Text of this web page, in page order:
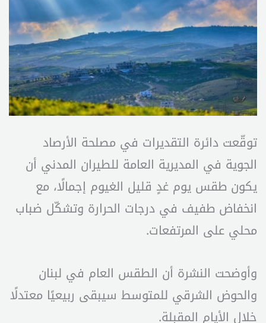
توقّعت دائرة التقديرات في مصلحة الأرصاد
الجوية في المديرية العامة للطيران المدني أن
يكون طقس يوم غدٍ قليل الغيوم إجمالًا، مع
انخفاض طفيف في درجات الحرارة وتشكّل ضباب
محلي على المرتفعات.
وأوضحت النشرة أن الطقس العام في لبنان
والحوض الشرقي للمتوسط سيبقى ربيعيًا معتدلًا
خلال الأيام المقبلة.